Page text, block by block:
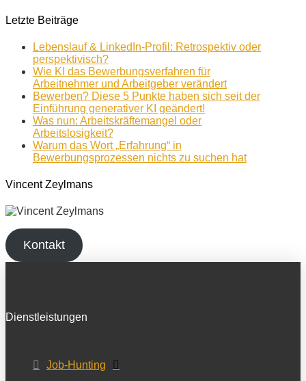
Letzte Beiträge
Lebenslauf & LinkedIn-Profil: Retrospektiv oder
perspektivisch?
Wie KI das Bewerbungsverfahren für
Arbeitnehmer und Arbeitgeber verändert
Bewerben? Diese 5 Punkte haben sich seit der
Einführung generativer KI geändert!
Was nun: Arbeitskräftemangel oder
Arbeitslosigkeit?
Warum das Wort „Erfahrung“ in
Bewerbungsprozessen nichts zu suchen hat
Vincent Zeylmans
Kontakt
Dienstleistungen
Job-Hunting